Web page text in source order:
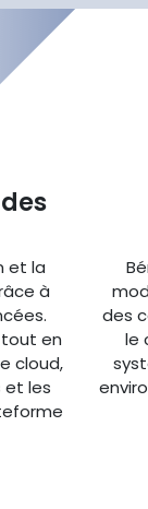
et la
à
en
cloud,
et les
des
le